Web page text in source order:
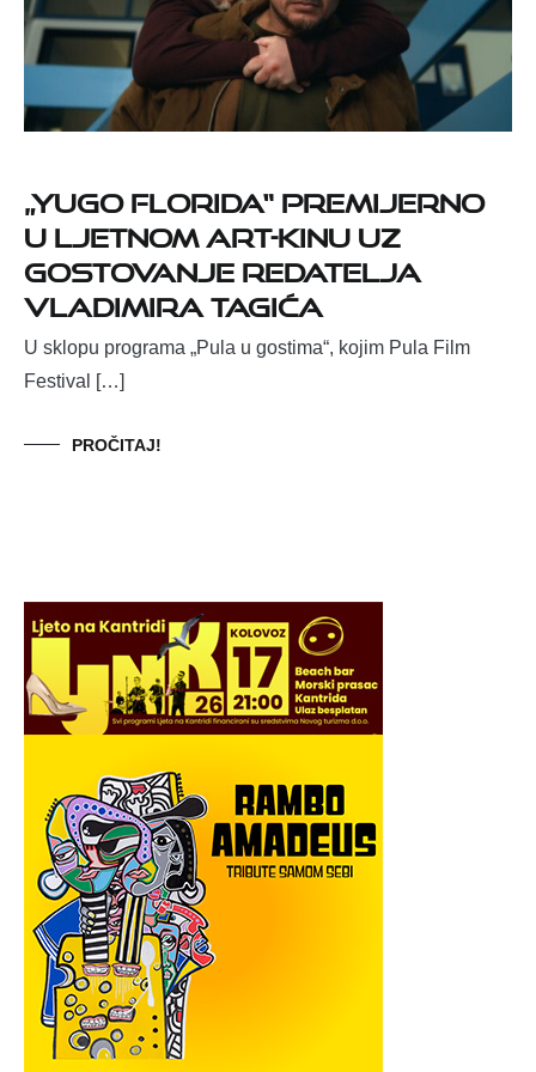
„Yugo Florida“ premijerno
u Ljetnom Art-kinu uz
gostovanje redatelja
Vladimira Tagića
U sklopu programa „Pula u gostima“, kojim Pula Film
Festival […]
PROČITAJ!